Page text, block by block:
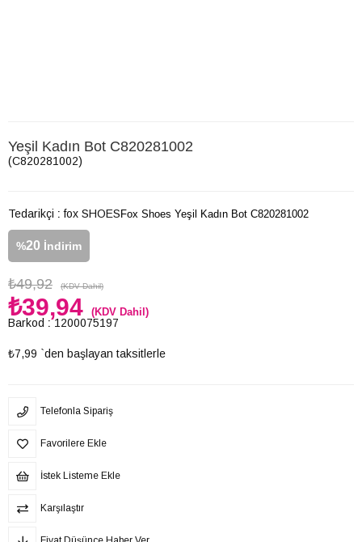
Yeşil Kadın Bot C820281002
(C820281002)
Tedarikçi : fox SHOES
%20 İndirim
₺49,92 (KDV Dahil)
₺39,94 (KDV Dahil)
Barkod : 1200075197
₺7,99 `den başlayan taksitlerle
Fox Shoes Yeşil Kadın Bot C820281002
Telefonla Sipariş
Favorilere Ekle
İstek Listeme Ekle
Karşılaştır